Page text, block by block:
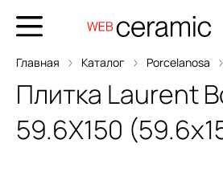
Главная Каталог Porcelanosa
Плитка Laurent
59.6X150